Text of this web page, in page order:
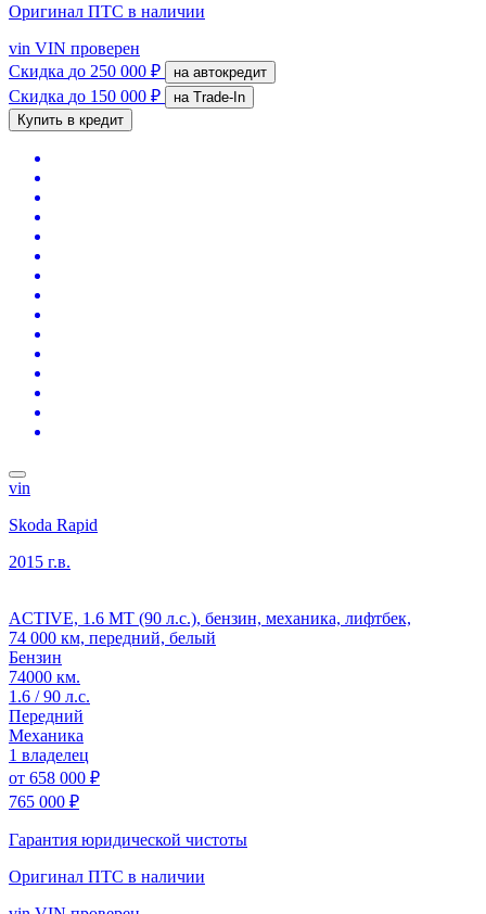
Оригинал ПТС в наличии
vin VIN проверен
Скидка до 250 000 ₽ на автокредит
Скидка до 150 000 ₽
на Trade-In
Купить в кредит
vin
Skoda Rapid
2015 г.в.
ACTIVE, 1.6 MT (90 л.с.), бензин, механика, лифтбек,
74 000 км, передний, белый
Бензин
74000 км.
1.6 / 90 л.с.
Передний
Механика
1 владелец
от 658 000 ₽
765 000 ₽
Гарантия юридической чистоты
Оригинал ПТС в наличии